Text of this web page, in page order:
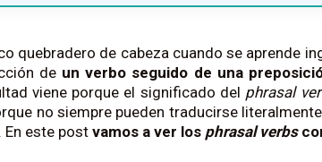
quebradero de cabeza cuando se aprende
de un verbo seguido de una
viene porque el significado del phrasal
no siempre pueden traducirse
En este post vamos a ver los phrasal verbs